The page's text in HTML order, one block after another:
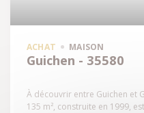
ACHAT MAISON
Guichen - 35580
À découvrir entre Guichen et
135 m², construite en 1999,